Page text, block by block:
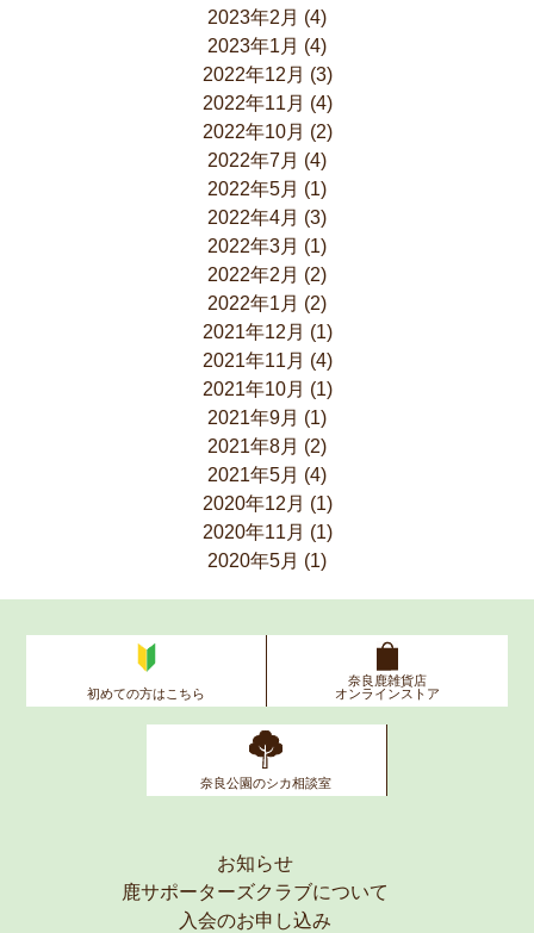
2023年2月 (4)
2023年1月 (4)
2022年12月 (3)
2022年11月 (4)
2022年10月 (2)
2022年7月 (4)
2022年5月 (1)
2022年4月 (3)
2022年3月 (1)
2022年2月 (2)
2022年1月 (2)
2021年12月 (1)
2021年11月 (4)
2021年10月 (1)
2021年9月 (1)
2021年8月 (2)
2021年5月 (4)
2020年12月 (1)
2020年11月 (1)
2020年5月 (1)
初めての方はこちら
奈良鹿雑貨店
オンラインストア
奈良公園のシカ相談室
お知らせ
鹿サポーターズクラブについて
入会のお申し込み